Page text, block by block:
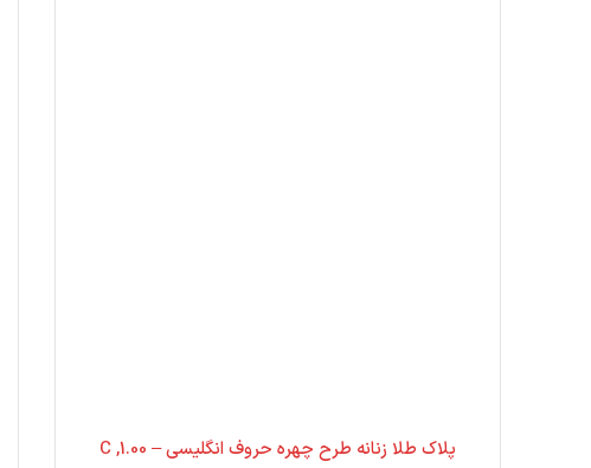
پلاک طلا زنانه طرح چهره حروف انگلیسی – 1.00, C